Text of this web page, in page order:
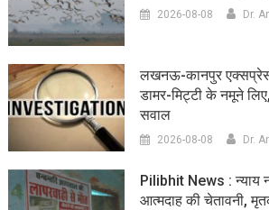
2026-08-08 Dr.
लखनऊ-कानपुर
डामर-मिट्टी के नमूने
सवाल
2026-08-08 Dr.
Pilibhit News : न्याय
आत्मदाह की चेतावनी,